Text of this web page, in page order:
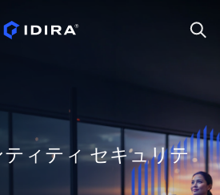
ィティ セキュリテ